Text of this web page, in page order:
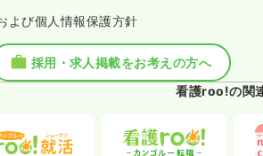
よび個人情報保護方針
採用・求人掲載をお考えの方へ
看護roo!の関